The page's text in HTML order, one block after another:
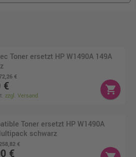
Toner ersetzt HP W1490A 149A
€
€
zzgl. Versand
shopping_cart
Toner ersetzt HP W1490A
schwarz
258,82 €
€